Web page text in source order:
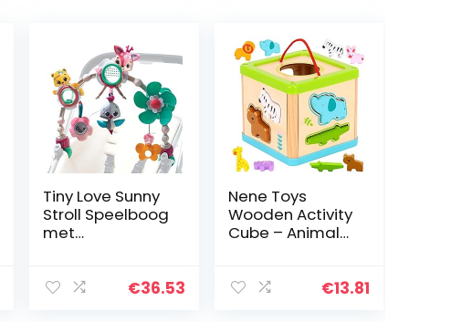
Tiny Love Sunny
Stroll Speelboog
met
Bevestigingsclip
€36.53
Nene Toys
Wooden Activity
Cube – Animal
Toddlers 1 2 3
€13.81